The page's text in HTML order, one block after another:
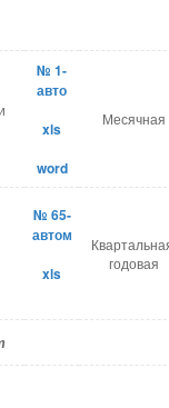
№ 1-
авто
xls
word
Месячная
№ 65-
автом
xls
годовая